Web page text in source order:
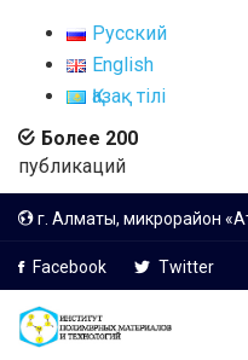
Русский
English
Қазақ тілі
Более 200
публикаций
г. Алматы, микрорайон
Facebook Twitter